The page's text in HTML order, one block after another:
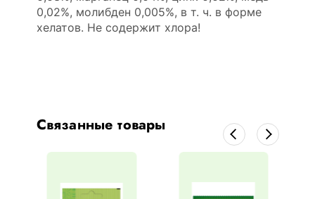
0,02%, молибден 0,005%, в т. ч. в форме
хелатов. Не содержит хлора!
Связанные товары